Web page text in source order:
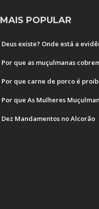
MAIS POPULAR
Deus existe? Onde está a
Por que as muçulmanas
Por que carne de porco é
Por que As Mulheres
Dez Mandamentos no Alcorão